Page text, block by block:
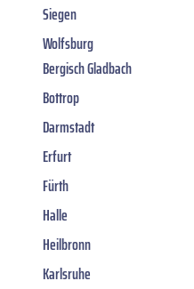
Siegen
Wolfsburg
Bergisch Gladbach
Bottrop
Darmstadt
Erfurt
Fürth
Halle
Heilbronn
Karlsruhe